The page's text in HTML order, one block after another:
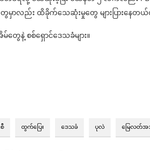
ာလည်း ထိခိုက်သေဆုံးမှုတွေ များပြားနေတ
တွေနဲ့ စစ်ရှောင်ဒေသခံများ။
ထွက်ပြေး ဒေသခံ ပုလဲ မြေလတ်